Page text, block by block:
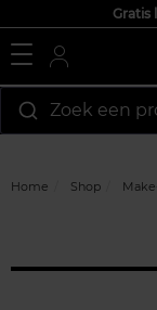
Gratis
Zoek een
Home Shop